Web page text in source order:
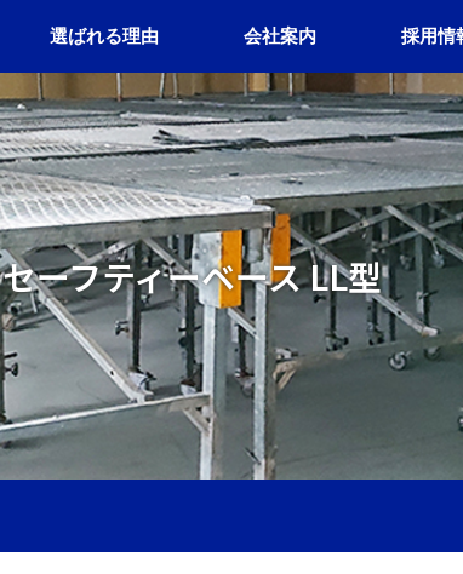
選ばれる理由 会社案内 採用情
セーフティーベース LL型